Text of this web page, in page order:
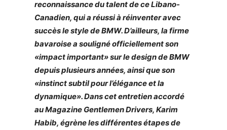
reconnaissance du talent de ce Libano-
Canadien, qui a réussi à réinventer avec
succès le style de BMW. D’ailleurs, la firme
bavaroise a souligné officiellement son
«impact important» sur le design de BMW
depuis plusieurs années, ainsi que son
«instinct subtil pour l’élégance et la
dynamique». Dans cet entretien accordé
au Magazine Gentlemen Drivers, Karim
Habib, égrène les différentes étapes de